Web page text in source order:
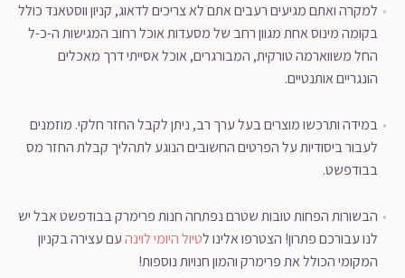
למקרה ואתם מגיעים רעבים אתם לא צריכים לדאוג, קניון ווסטאנד כולל
בקומה מינוס אחת מגוון רחב של מסעדות אוכל רחוב המגישות ה-כ-ל
החל משווארמה טורקית, המבורגרים, אוכל אסייתי דרך מאכלים
הונגריים אותנטיים.
במידה ותרכשו מוצרים בעל ערך רב, ניתן לקבל החזר חלקי. מוזמנים
לעבור ביסודיות על הפרטים החשובים הנוגע לתהליך קבלת החזר מס
בבודפשט.
הבשורות הפחות טובות שטרם נפתחה חנות פרימרק בבודפשט אבל יש
לנו עבורכם פתרון! הצטרפו אלינו לטיול היומי לוינהעם עצירה בקניון
המקומי הכולל את פרימרק והמון חנויות נוספות!